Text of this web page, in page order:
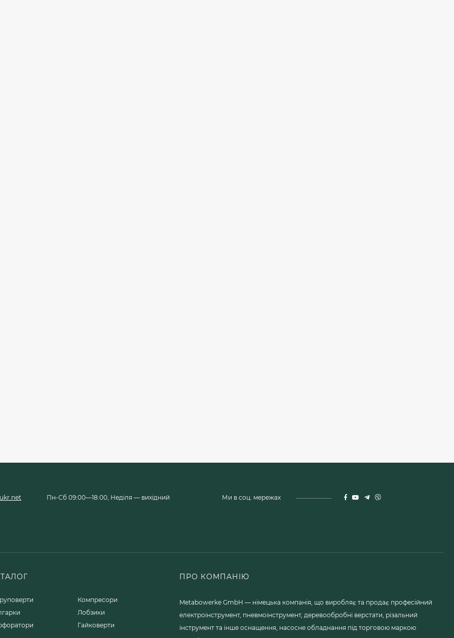
Пн-Сб 09:00—18:00, Неділя — вихідний Ми в соц. мережах
Компресори
Лобзики
Гайковерти
ПРО КОМПАНІЮ
Metabowerke GmbH — німецька компанія, що виробляє та продає професійний
електроінструмент, пневмоінструмент, деревообробні верстати, різальний
інструмент та інше оснащення, насосне обладнання під торговою маркою